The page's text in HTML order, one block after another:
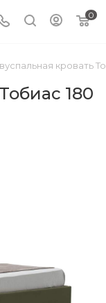
0
кровать
180